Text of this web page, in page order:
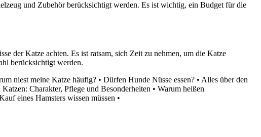
und Zubehör berücksichtigt werden. Es ist wichtig, ein Budget für die
der Katze achten. Es ist ratsam, sich Zeit zu nehmen, um die Katze
berücksichtigt werden.
niest meine Katze häufig? • Dürfen Hunde Nüsse essen? • Alles über den
Charakter, Pflege und Besonderheiten • Warum heißen
eines Hamsters wissen müssen •